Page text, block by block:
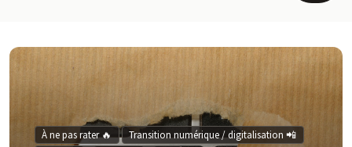
À ne pas rater 🔥
Transition numérique / digitalisation 📲